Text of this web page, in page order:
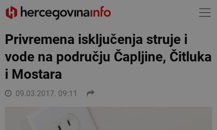
Privremena isključenja struje i
vode na području Čapljine, Čitluka
i Mostara
09.03.2017. 09:11